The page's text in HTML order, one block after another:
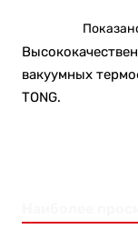
вакуумных
TONG.